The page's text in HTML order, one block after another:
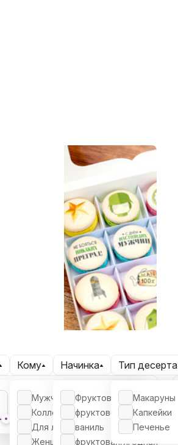
с логотипом для
Кому
Мужчине
Коллеге
Для любимых
Женщине
Начинка
Фруктово-ягодная
фруктово-ягодная
ваниль
фруктовая/ягодная
Тип десерта
Макаруны
Капкейки
Печенье